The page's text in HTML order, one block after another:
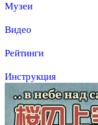
Музеи
Видео
Рейтинги
Инструкция